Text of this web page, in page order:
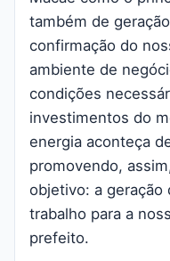
também de
confirmação do
ambiente de
condições
investimentos do
energia aconteça
promovendo,
objetivo: a geração
trabalho para a
prefeito.